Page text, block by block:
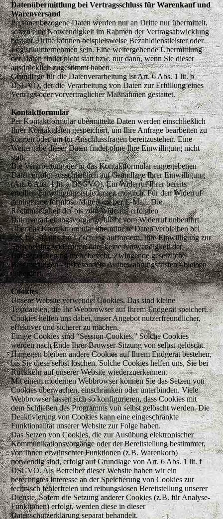
Datenübermittlung bei Vertragsschluss für Warenkauf und
Warenversand
Personenbezogene Daten werden nur an Dritte nur übermittelt,
sofern eine Notwendigkeit im Rahmen der Vertragsabwicklung
besteht. Dritte können beispielsweise Bezahldienstleister oder
Logistikunternehmen sein. Eine weitergehende Übermittlung
der Daten findet nicht statt bzw. nur dann, wenn Sie dieser
ausdrücklich zugestimmt haben.
Grundlage für die Datenverarbeitung ist Art. 6 Abs. 1 lit. b
DSGVO, der die Verarbeitung von Daten zur Erfüllung eines
Vertrags oder vorvertraglicher Maßnahmen gestattet.
Kontaktformular
Per Kontaktformular übermittelte Daten werden einschließlich
Ihrer Kontaktdaten gespeichert, um Ihre Anfrage bearbeiten zu
können oder um für Anschlussfragen bereitzustehen. Eine
Weitergabe dieser Daten findet ohne Ihre Einwilligung nicht
statt.
Die Verarbeitung der in das Kontaktformular eingegebenen
Daten erfolgt ausschließlich auf Grundlage Ihrer Einwilligung
(Art. 6 Abs. 1 lit. a DSGVO). Ein Widerruf Ihrer bereits
erteilten Einwilligung ist jederzeit möglich. Für den Widerruf
genügt eine formlose Mitteilung per E-Mail. Die
Rechtmäßigkeit der bis zum Widerruf erfolgten
Datenverarbeitungsvorgänge bleibt vom Widerruf unberührt.
Über das Kontaktformular übermittelte Daten verbleiben bei
uns, bis Sie uns zur Löschung auffordern, Ihre Einwilligung zur
Speicherung widerrufen oder keine Notwendigkeit der
Datenspeicherung mehr besteht. Zwingende gesetzliche
Bestimmungen - insbesondere Aufbewahrungsfristen - bleiben
unberührt.
Cookies
Unsere Website verwendet Cookies. Das sind kleine
Textdateien, die Ihr Webbrowser auf Ihrem Endgerät speichert.
Cookies helfen uns dabei, unser Angebot nutzerfreundlicher,
effektiver und sicherer zu machen.
Einige Cookies sind “Session-Cookies.” Solche Cookies
werden nach Ende Ihrer Browser-Sitzung von selbst gelöscht.
Hingegen bleiben andere Cookies auf Ihrem Endgerät bestehen,
bis Sie diese selbst löschen. Solche Cookies helfen uns, Sie bei
Rückkehr auf unserer Website wiederzuerkennen.
Mit einem modernen Webbrowser können Sie das Setzen von
Cookies überwachen, einschränken oder unterbinden. Viele
Webbrowser lassen sich so konfigurieren, dass Cookies mit
dem Schließen des Programms von selbst gelöscht werden. Die
Deaktivierung von Cookies kann eine eingeschränkte
Funktionalität unserer Website zur Folge haben.
Das Setzen von Cookies, die zur Ausübung elektronischer
Kommunikationsvorgänge oder der Bereitstellung bestimmter,
von Ihnen erwünschter Funktionen (z.B. Warenkorb)
notwendig sind, erfolgt auf Grundlage von Art. 6 Abs. 1 lit. f
DSGVO. Als Betreiber dieser Website haben wir ein
berechtigtes Interesse an der Speicherung von Cookies zur
technisch fehlerfreien und reibungslosen Bereitstellung unserer
Dienste. Sofern die Setzung anderer Cookies (z.B. für Analyse-
Funktionen) erfolgt, werden diese in dieser
Datenschutzerklärung separat behandelt.